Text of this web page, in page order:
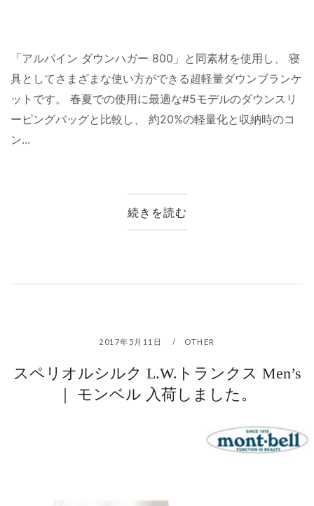
「アルパイン ダウンハガー 800」と同素材を使用し、 寝
具としてさまざまな使い方ができる超軽量ダウンブランケ
ットです。 春夏での使用に最適な#5モデルのダウンスリ
ーピングバッグと比較し、 約20%の軽量化と収納時のコ
ン...
続きを読む
2017年5月11日 OTHER
スペリオルシルク L.W.トランクス Men’s
｜ モンベル 入荷しました。